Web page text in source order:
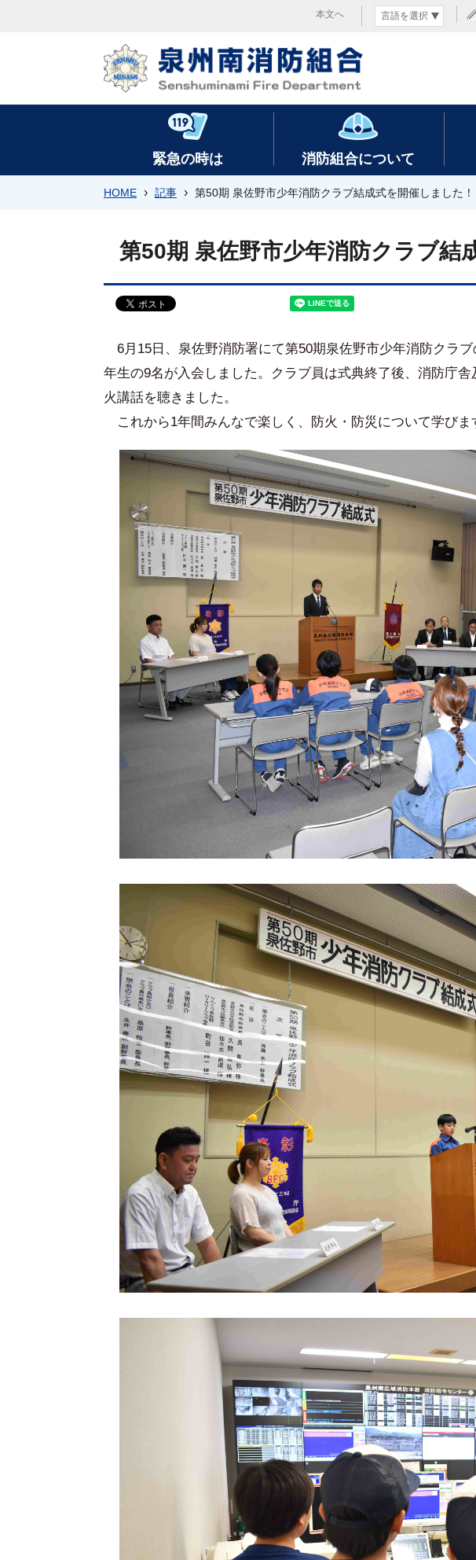
本文へ
緊急の時は 消防組合について
HOME › 記事 › 第50期 泉佐野市少年消防クラブ結成式を開催しました！
第50期 泉佐野市少年消防クラブ結
6月15日、泉佐野消防署にて第50期泉佐野市少年消防クラ
年生の9名が入会しました。クラブ員は式典終了後、消防庁
火講話を聴きました。
これから1年間みんなで楽しく、防火・防災について学びま